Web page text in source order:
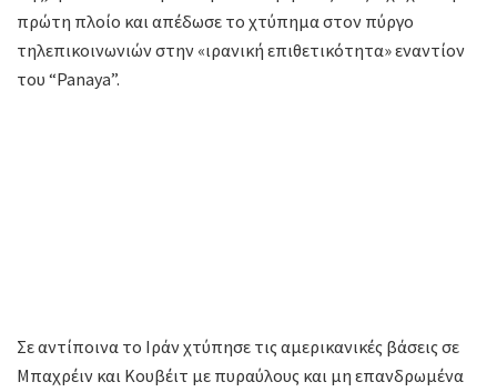
πρώτη πλοίο και απέδωσε το χτύπημα στον πύργο
τηλεπικοινωνιών στην «ιρανική επιθετικότητα» εναντίον
του “Panaya”.
Σε αντίποινα το Ιράν χτύπησε τις αμερικανικές βάσεις σε
Μπαχρέιν και Κουβέιτ με πυραύλους και μη επανδρωμένα